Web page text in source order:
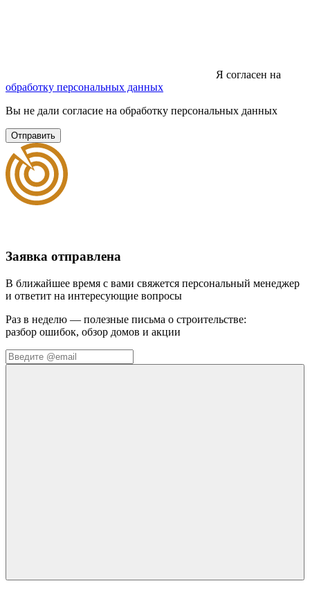
Я согласен на
обработку персональных данных
Вы не дали согласие на обработку персональных данных
Отправить
Заявка отправлена
В ближайшее время с вами свяжется персональный менеджер
и ответит на интересующие вопросы
Раз в неделю — полезные письма о строительстве:
разбор ошибок, обзор домов и акции